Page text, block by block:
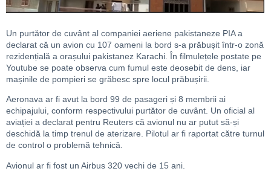
Un purtător de cuvânt al companiei aeriene pakistaneze PIA a
declarat că un avion cu 107 oameni la bord s-a prăbușit într-o zonă
rezidențială a orașului pakistanez Karachi. În filmulețele postate pe
Youtube se poate observa cum fumul este deosebit de dens, iar
mașinile de pompieri se grăbesc spre locul prăbușirii.
Aeronava ar fi avut la bord 99 de pasageri și 8 membrii ai
echipajului, conform respectivului purtător de cuvânt. Un oficial al
aviației a declarat pentru Reuters că avionul nu ar putut să-și
deschidă la timp trenul de aterizare. Pilotul ar fi raportat către turnul
de control o problemă tehnică.
Avionul ar fi fost un Airbus 320 vechi de 15 ani.